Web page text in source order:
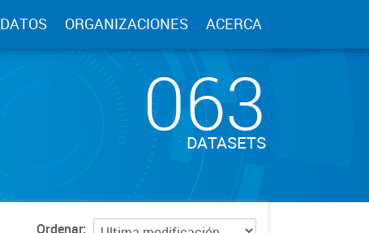
DATOS ORGANIZACIONES ACERCA
063
DATASETS
Ordenar